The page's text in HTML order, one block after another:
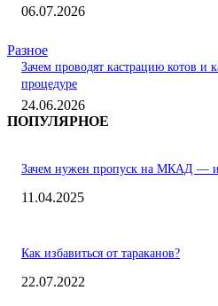
06.07.2026
Разное
Зачем проводят кастрацию котов и
процедуре
24.06.2026
ПОПУЛЯРНОЕ
Зачем нужен пропуск на МКАД —
11.04.2025
Как избавиться от тараканов?
22.07.2022